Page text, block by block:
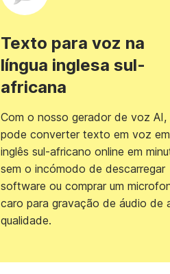
Texto para voz na
língua inglesa sul-
africana
Com o nosso gerador de voz AI,
pode converter texto em voz em
inglês sul-africano online em
sem o incómodo de descarregar
software ou comprar um
caro para gravação de áudio de
qualidade.